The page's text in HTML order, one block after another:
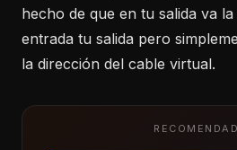
hecho de que en tu salida va
entrada tu salida pero
la dirección del cable virtual.